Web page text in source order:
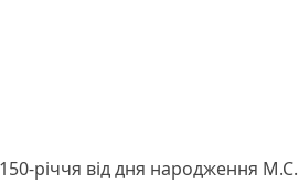
річчя від дня народження